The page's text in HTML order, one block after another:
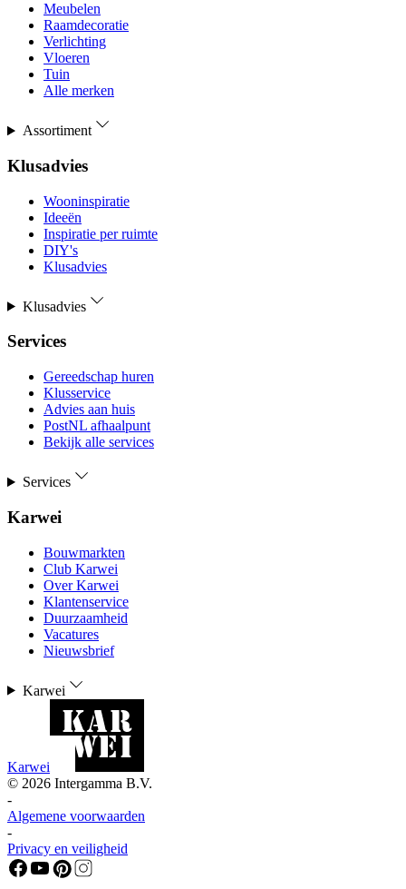
Meubelen
Raamdecoratie
Verlichting
Vloeren
Tuin
Alle merken
Assortiment
Klusadvies
Wooninspiratie
Ideeën
Inspiratie per ruimte
DIY's
Klusadvies
Klusadvies
Services
Gereedschap huren
Klusservice
Advies aan huis
PostNL afhaalpunt
Bekijk alle services
Services
Karwei
Bouwmarkten
Club Karwei
Over Karwei
Klantenservice
Duurzaamheid
Vacatures
Nieuwsbrief
Karwei
Karwei
© 2026 Intergamma B.V.
-
Algemene voorwaarden
-
Privacy en veiligheid